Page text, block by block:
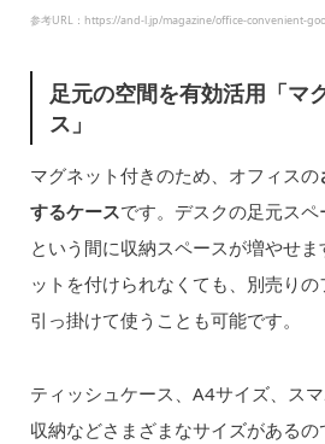
参考URL：https://and-l.jp/magazine/office-convenient-
足元の空間を有効活用「マ
ス」
マグネット付きのため、オフィスの
するケースです。デスクの足元ス
という間に収納スペースが増やせ
ットを付けられなくても、別売りの
引っ掛けて使うことも可能です。
ティッシュケース、A4サイズ、ス
収納などさまざまなサイズがあるの